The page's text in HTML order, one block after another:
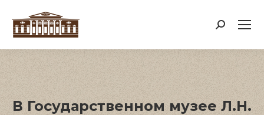
Поиск:
В Государственном музее Л.Н.